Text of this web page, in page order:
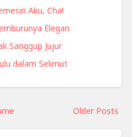
Aku, Cha!
Elegan
Sanggup Jujur
dalam Selimut
Older Posts